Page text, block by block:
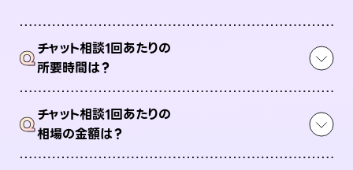
Qチャット相談1回あたりの
所要時間は？
Qチャット相談1回あたりの
相場の金額は？